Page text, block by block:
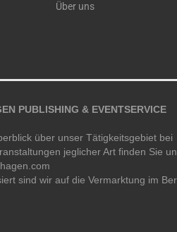
Über uns
PUBLISHING & EVENTSERVICE
über unser Tätigkeitsgebiet bei
jeglicher Art finden Sie
sind wir auf die Vermarktung im